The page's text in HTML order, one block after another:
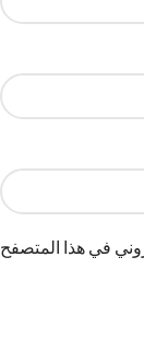
في هذا المتصفح